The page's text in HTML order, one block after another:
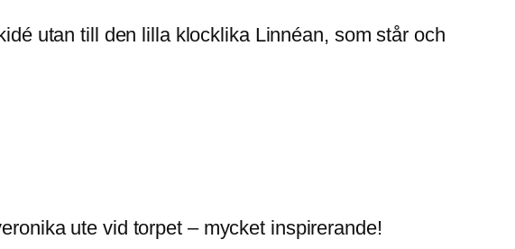
utan till den lilla klocklika Linnéan, som står och
ute vid torpet – mycket inspirerande!